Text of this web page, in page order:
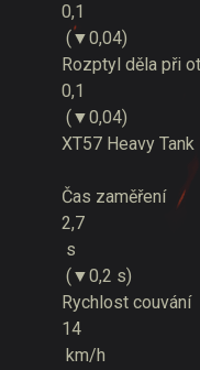
0,1
(▼0,04)
Rozptyl děla při
0,1
(▼0,04)
XT57 Heavy Tank
Čas zaměření
2,7
s
(▼0,2 s)
Rychlost couvání
14
km/h